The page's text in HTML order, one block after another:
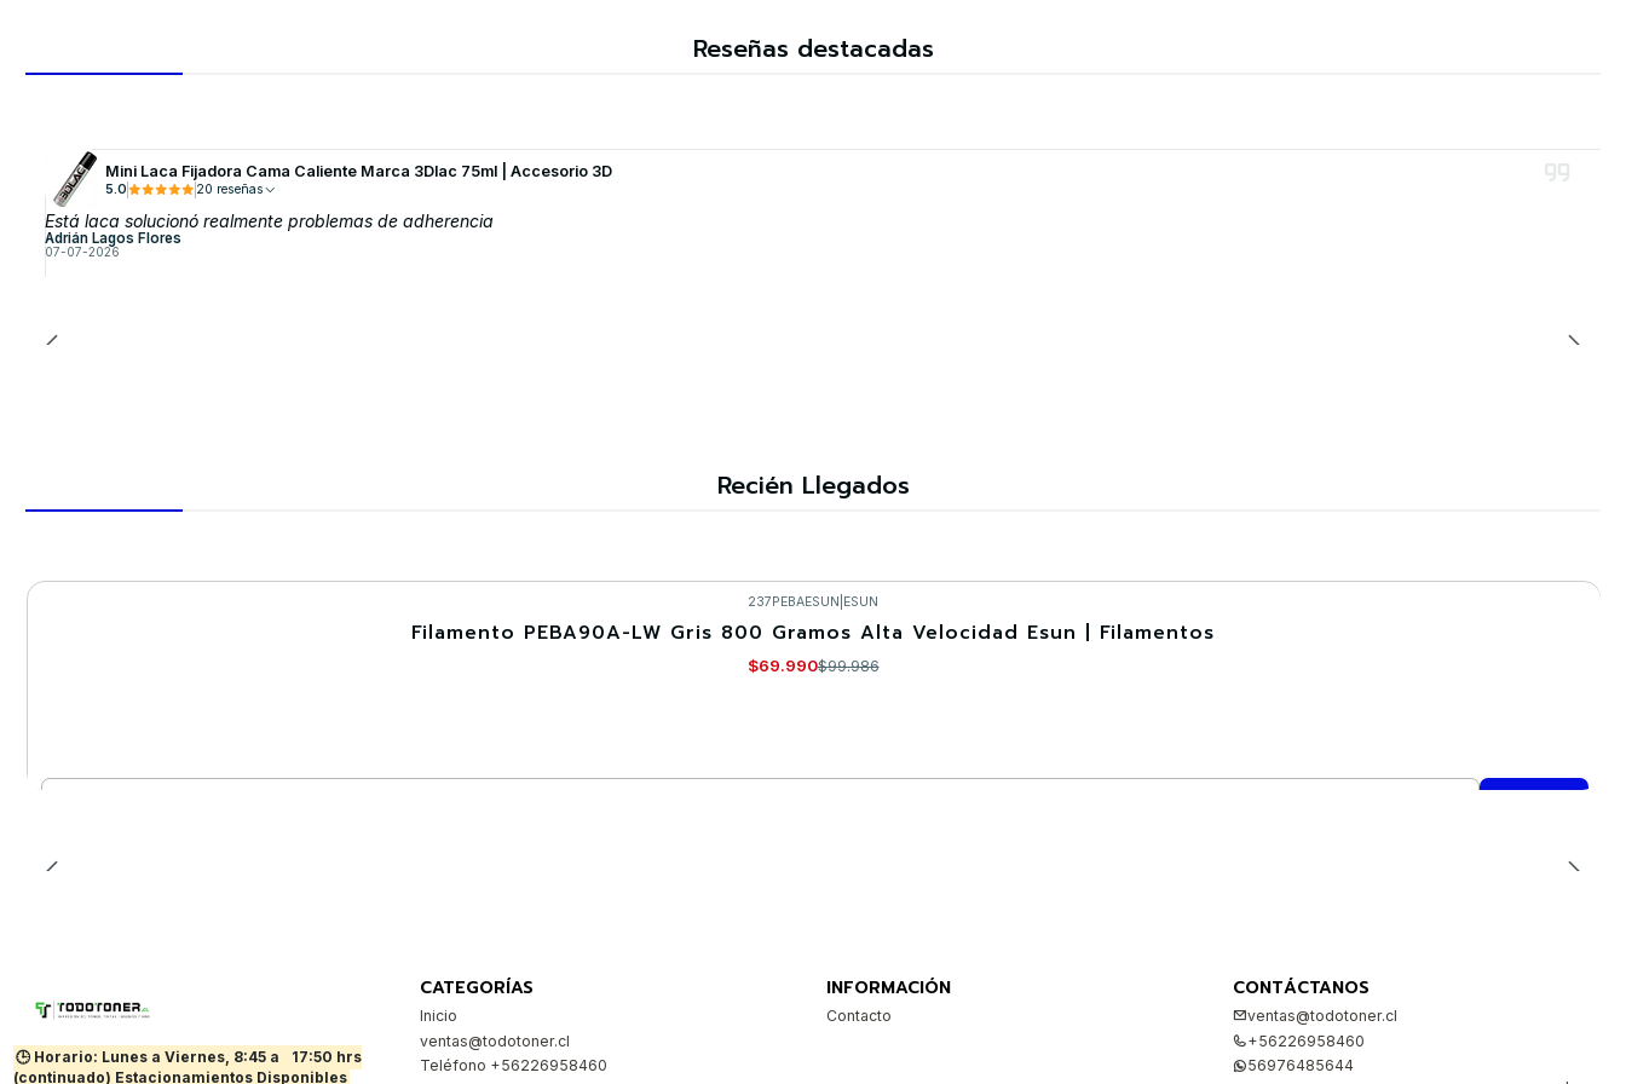
Reseñas destacadas
Mini Laca Fijadora Cama Caliente Marca 3Dlac 75ml | Accesorio 3D
5.0 20 reseñas
Está laca solucionó realmente problemas de adherencia
Adrián Lagos Flores
07-07-2026
Recién Llegados
237PEBAESUN ESUN
Filamento PEBA90A-LW Gris 800 Gramos Alta Velocidad Esun | Filamentos
$69.990$99.986
🕒 Horario: Lunes a Viernes, 8:45 a
17:50 hrs
(continuado) Estacionamientos Disponibles
CATEGORÍAS
Inicio
ventas@todotoner.cl
Teléfono +56226958460
INFORMACIÓN
Contacto
CONTÁCTANOS
ventas@todotoner.cl
+56226958460
56976485644